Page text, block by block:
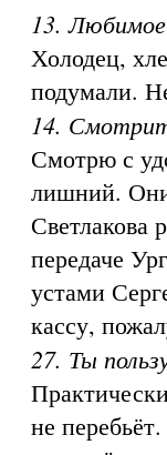
13.
Холодец,
подумали.
14.
Смотрю с
лишний.
Светлакова
передаче
устами
кассу,
27. Ты
не